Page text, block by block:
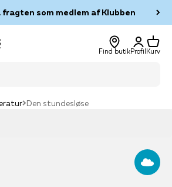
fragten som medlem af Klubben
Find butik
Log ind
Profil
Kurv
Kurv
Den stundesløse